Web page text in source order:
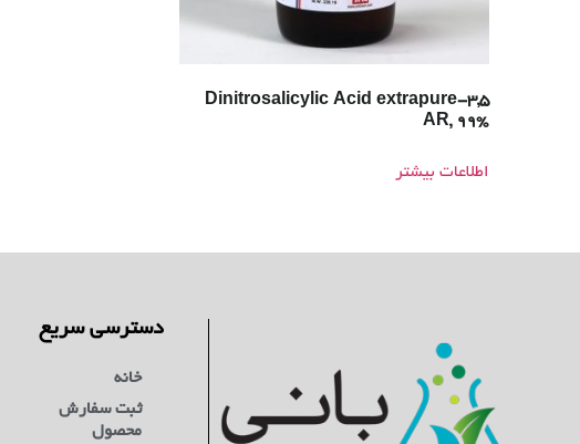
3,5-Dinitrosalicylic Acid extrapure
AR, 99%
اطلاعات بیشتر
دسترسی سریع
خانه
ثبت سفارش
محصول